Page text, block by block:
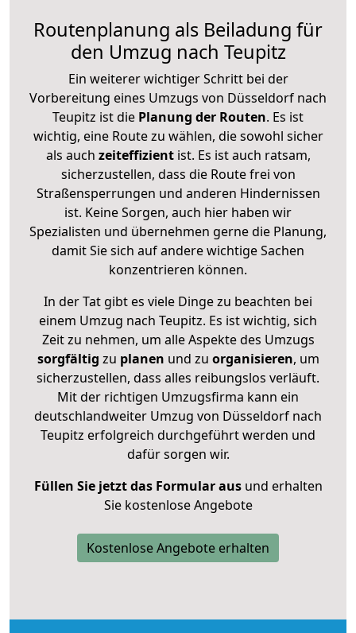
Routenplanung als Beiladung für
den Umzug nach Teupitz
Ein weiterer wichtiger Schritt bei der
Vorbereitung eines Umzugs von Düsseldorf nach
Teupitz ist die Planung der Routen. Es ist
wichtig, eine Route zu wählen, die sowohl sicher
als auch zeiteffizientist. Es ist auch ratsam,
sicherzustellen, dass die Route frei von
Straßensperrungen und anderen Hindernissen
ist. Keine Sorgen, auch hier haben wir
Spezialisten und übernehmen gerne die Planung,
damit Sie sich auf andere wichtige Sachen
konzentrieren können.
In der Tat gibt es viele Dinge zu beachten bei
einem Umzug nach Teupitz. Es ist wichtig, sich
Zeit zu nehmen, um alle Aspekte des Umzugs
sorgfältig zu planen und zu organisieren, um
sicherzustellen, dass alles reibungslos verläuft.
Mit der richtigen Umzugsfirma kann ein
deutschlandweiter Umzug von Düsseldorf nach
Teupitz erfolgreich durchgeführt werden und
dafür sorgen wir.
Füllen Sie jetzt das Formular ausund erhalten
Sie kostenlose Angebote
Kostenlose Angebote erhalten